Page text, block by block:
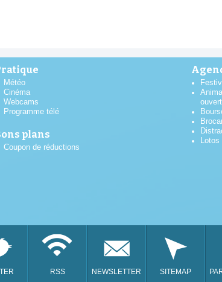
Météo
Cinéma
Webcams
Programme télé
plans
Coupon de réductions
Lotos
RSS NEWSLETTER SITEMAP